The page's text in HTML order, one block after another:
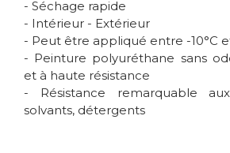
- Séchage rapide
- Intérieur - Extérieur
- Peut être appliqué entre -10°C
- Peinture polyuréthane sans
et à haute résistance
- Résistance remarquable
solvants, détergents